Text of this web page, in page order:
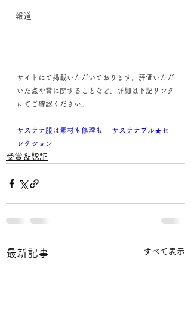
報道
サイトにて掲載いただいております。評価いただ
いた点や賞に関することなど、詳細は下記リンク
にてご確認ください。
サステナ服は素材も修理も – サステナブル★セ
レクション
受賞＆認証
最新記事 すべて表示